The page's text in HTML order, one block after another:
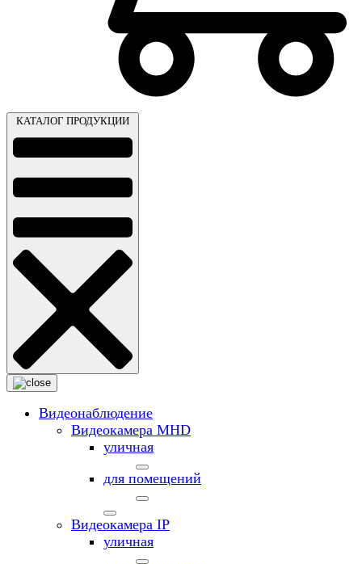
КАТАЛОГ ПРОДУКЦИИ
Видеонаблюдение
Видеокамера MНD
уличная
для помещений
Видеокамера IP
уличная